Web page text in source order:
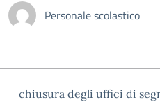
Personale scolastico
chiusura degli uffici di